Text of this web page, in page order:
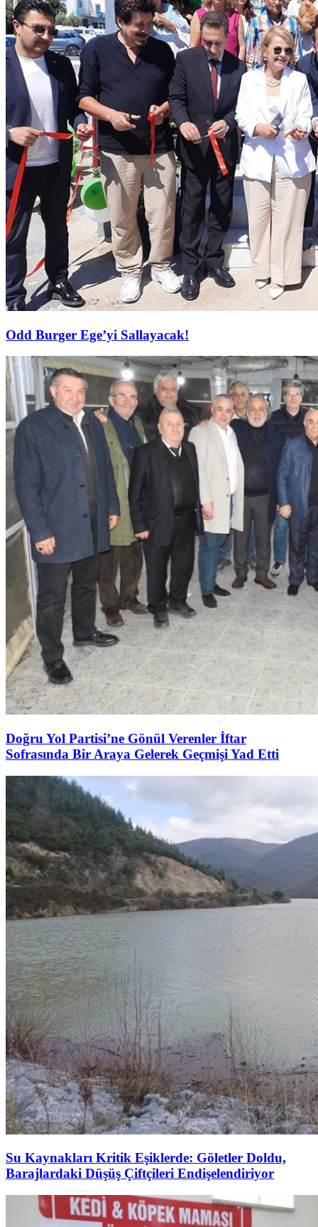
Odd Burger Ege’yi Sallayacak!
Doğru Yol Partisi’ne Gönül Verenler İftar
Sofrasında Bir Araya Gelerek Geçmişi Yad Etti
Su Kaynakları Kritik Eşiklerde: Göletler Doldu,
Barajlardaki Düşüş Çiftçileri Endişelendiriyor